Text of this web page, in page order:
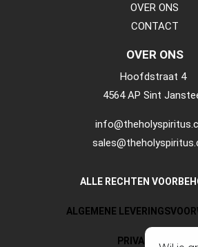
OVER ONS
CONTACT
OVER ONS
Hoofdstraat 4
4564 AP Sint
ALLE RECHTEN
ALGEMENE
PRIVACY POLICY